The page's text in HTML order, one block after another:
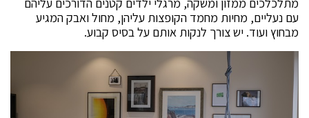
עם נעליים, מחיות מחמד הקופצות עליהן, מחול ואבק המגיע
מבחוץ ועוד. יש צורך לנקות אותם על בסיס קבוע.